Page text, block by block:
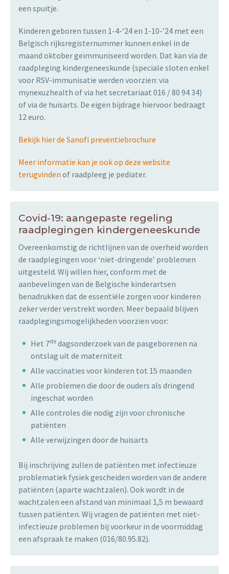
een spuitje.
Kinderen geboren tussen 1-4-‘24 en 1-10-’24 met een
Belgisch rijksregisternummer kunnen enkel in de
maand oktober geïmmuniseerd worden. Dat kan via de
raadpleging kindergeneeskunde (speciale sloten enkel
voor RSV-immunisatie werden voorzien: via
mynexuzhealth of via het secretariaat 016 / 80 94 34)
of via de huisarts. De eigen bijdrage hiervoor bedraagt
12 euro.
Bekijk hier de Sanofi preventiebrochure
Meer informatie kan je ook op deze website
terugvinden of raadpleeg je pediater.
Covid-19: aangepaste regeling
raadplegingen kindergeneeskunde
Overeenkomstig de richtlijnen van de overheid worden
de raadplegingen voor ‘niet-dringende’ problemen
uitgesteld. Wij willen hier, conform met de
aanbevelingen van de Belgische kinderartsen
benadrukken dat de essentiële zorgen voor kinderen
zeker verder verstrekt worden. Meer bepaald blijven
raadplegingsmogelijkheden voorzien voor:
Het 7de dagsonderzoek van de pasgeborenen na
ontslag uit de materniteit
Alle vaccinaties voor kinderen tot 15 maanden
Alle problemen die door de ouders als dringend
ingeschat worden
Alle controles die nodig zijn voor chronische
patiënten
Alle verwijzingen door de huisarts
Bij inschrijving zullen de patiënten met infectieuze
problematiek fysiek gescheiden worden van de andere
patiënten (aparte wachtzalen). Ook wordt in de
wachtzalen een afstand van minimaal 1,5 m bewaard
tussen patiënten. Wij vragen de patiënten met niet-
infectieuze problemen bij voorkeur in de voormiddag
een afspraak te maken (016/80.95.82).